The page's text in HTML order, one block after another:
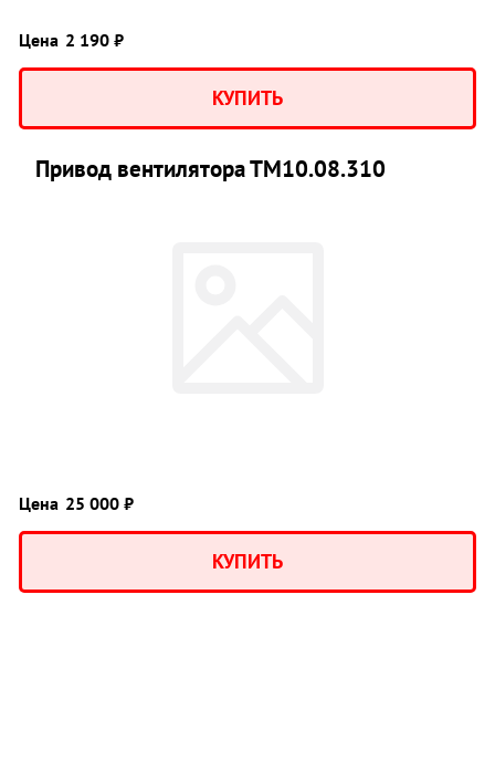
Цена 2 190 ₽
КУПИТЬ
Привод вентилятора ТМ10.08.310
Цена 25 000 ₽
КУПИТЬ